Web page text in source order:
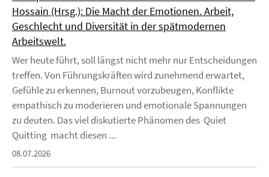
Hossain (Hrsg.): Die Macht der Emotionen. Arbeit,
Geschlecht und Diversität in der spätmodernen
Arbeitswelt.
Wer heute führt, soll längst nicht mehr nur Entscheidungen
treffen. Von Führungskräften wird zunehmend erwartet,
Gefühle zu erkennen, Burnout vorzubeugen, Konflikte
empathisch zu moderieren und emotionale Spannungen
zu deuten. Das viel diskutierte Phänomen des Quiet
Quitting macht diesen ...
08.07.2026